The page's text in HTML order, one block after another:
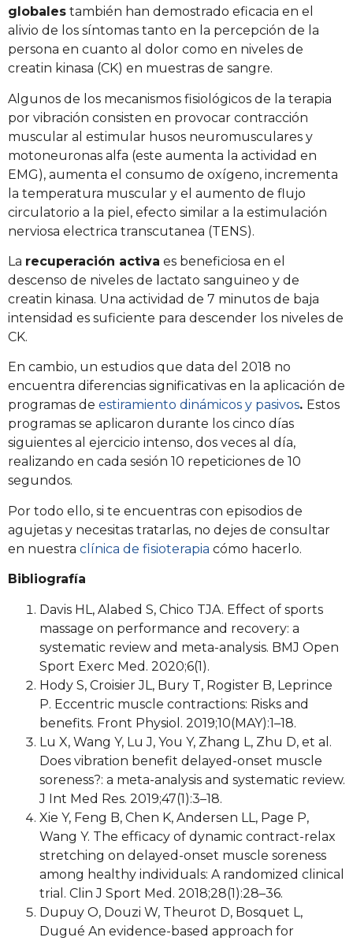
globales también han demostrado eficacia en el
alivio de los síntomas tanto en la percepción de la
persona en cuanto al dolor como en niveles de
creatin kinasa (CK) en muestras de sangre.
Algunos de los mecanismos fisiológicos de la terapia
por vibración consisten en provocar contracción
muscular al estimular husos neuromusculares y
motoneuronas alfa (este aumenta la actividad en
EMG), aumenta el consumo de oxígeno, incrementa
la temperatura muscular y el aumento de flujo
circulatorio a la piel, efecto similar a la estimulación
nerviosa electrica transcutanea (TENS).
La recuperación activa es beneficiosa en el
descenso de niveles de lactato sanguineo y de
creatin kinasa. Una actividad de 7 minutos de baja
intensidad es suficiente para descender los niveles de
CK.
En cambio, un estudios que data del 2018 no
encuentra diferencias significativas en la aplicación de
programas de estiramiento dinámicos y pasivos. Estos
programas se aplicaron durante los cinco días
siguientes al ejercicio intenso, dos veces al día,
realizando en cada sesión 10 repeticiones de 10
segundos.
Por todo ello, si te encuentras con episodios de
agujetas y necesitas tratarlas, no dejes de consultar
en nuestra clínica de fisioterapia cómo hacerlo.
Bibliografía
Davis HL, Alabed S, Chico TJA. Effect of sports
massage on performance and recovery: a
systematic review and meta-analysis. BMJ Open
Sport Exerc Med. 2020;6(1).
Hody S, Croisier JL, Bury T, Rogister B, Leprince
P. Eccentric muscle contractions: Risks and
benefits. Front Physiol. 2019;10(MAY):1–18.
Lu X, Wang Y, Lu J, You Y, Zhang L, Zhu D, et al.
Does vibration benefit delayed-onset muscle
soreness?: a meta-analysis and systematic review.
J Int Med Res. 2019;47(1):3–18.
Xie Y, Feng B, Chen K, Andersen LL, Page P,
Wang Y. The efficacy of dynamic contract-relax
stretching on delayed-onset muscle soreness
among healthy individuals: A randomized clinical
trial. Clin J Sport Med. 2018;28(1):28–36.
Dupuy O, Douzi W, Theurot D, Bosquet L,
Dugué An evidence-based approach for